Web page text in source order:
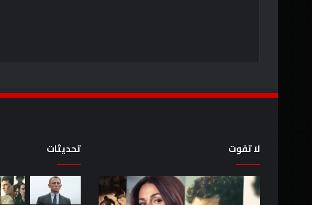
لا تفوت
كيفية
مشاهدة
عروض
تحديثات